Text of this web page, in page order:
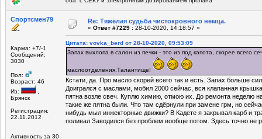
Спортсмен79
Карма: +7/-1
Сообщений:
3030
Пол:
Возраст: 46
Из:
Брянск
Регистрация:
22.11.2012
Активность за 30
Re: Тяжёлая судьба чистокровного немца.
« Ответ #7229 : 28-10-2020, 14:18:57 »
Цитата: vovka_berd от 28-10-2020, 09:53:09
Запах выхлопа в салон из печки - это из под капота, скорее всего
маслоотделения.Талантище!
Кстати, да. Про масло скорей всего так и есть. Запах больше
Доигрался с маслами, мобил 2000 сейчас, вся клапанная
пятна возле свеч. Куплю химию, отмою их. До ремонта неделю
такие же пятна были. Что там сдёрнули при замене грм, но
нибудь мыл инжекторные движки? В Кадете я закрывал карб и
поливал.Заводился без проблем вообще потом. Здесь точно не